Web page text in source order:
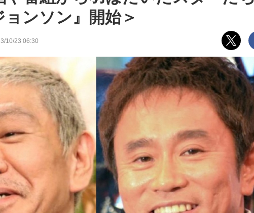
ョンソン』開始＞
10/23 06:30